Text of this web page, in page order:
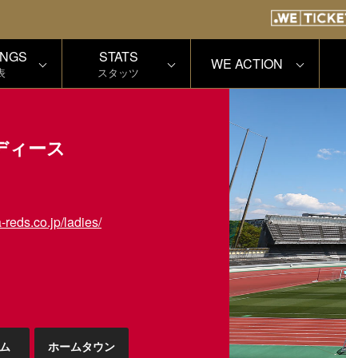
STATS
スタッツ WE ACTION
ィース
reds.co.jp/ladies/
ホームタウン